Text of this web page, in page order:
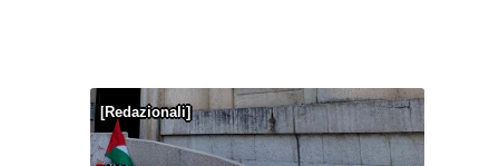
Redazionali